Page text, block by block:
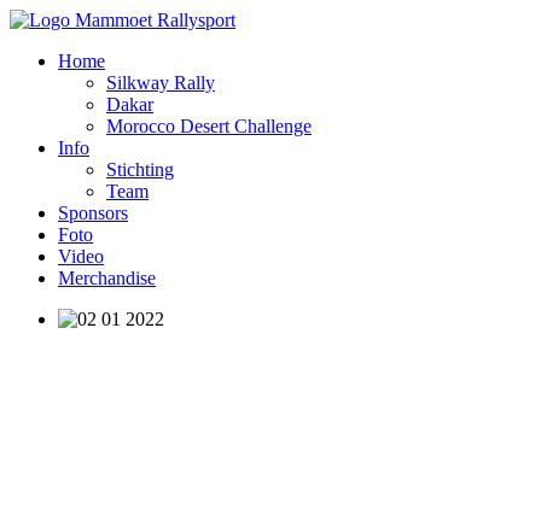
Home
Silkway Rally
Dakar
Morocco Desert Challenge
Info
Stichting
Team
Sponsors
Foto
Video
Merchandise